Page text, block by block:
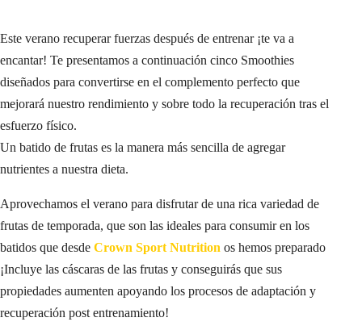
Este verano recuperar fuerzas después de entrenar ¡te va a
encantar! Te presentamos a continuación cinco Smoothies
diseñados para convertirse en el complemento perfecto que
mejorará nuestro rendimiento y sobre todo la recuperación tras el
esfuerzo físico.
Un batido de frutas es la manera más sencilla de agregar
nutrientes a nuestra dieta.
Aprovechamos el verano para disfrutar de una rica variedad de
frutas de temporada, que son las ideales para consumir en los
batidos que desde Crown Sport Nutrition os hemos preparado
¡Incluye las cáscaras de las frutas y conseguirás que sus
propiedades aumenten apoyando los procesos de adaptación y
recuperación post entrenamiento!